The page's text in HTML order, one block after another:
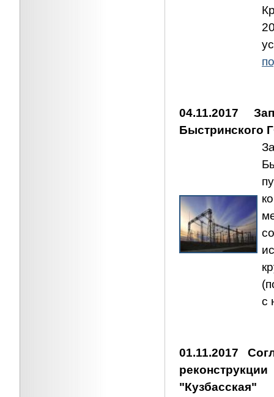
04.11.2017
Быстринского
с
01.11.2017
"Кузбасская"